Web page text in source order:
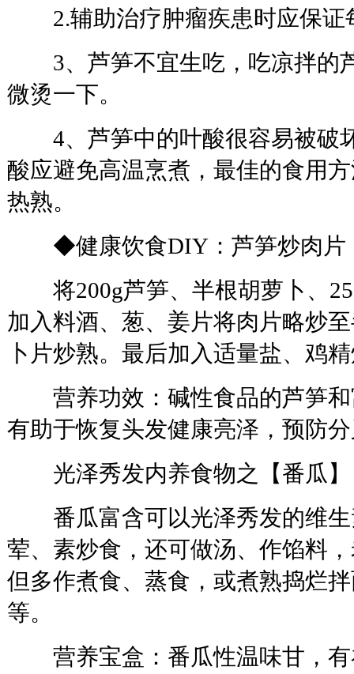
2.辅助治疗肿瘤疾患时应保证
3、芦笋不宜生吃，吃凉拌的
微烫一下。
4、芦笋中的叶酸很容易被破
酸应避免高温烹煮，最佳的食用
热熟。
◆健康饮食DIY：芦笋炒肉片
将200g芦笋、半根胡萝卜、
加入料酒、葱、姜片将肉片略炒
卜片炒熟。最后加入适量盐、鸡
营养功效：碱性食品的芦笋和
有助于恢复头发健康亮泽，预防
光泽秀发内养食物之【番瓜】
番瓜富含可以光泽秀发的维生
荤、素炒食，还可做汤、作馅料
但多作煮食、蒸食，或煮熟捣烂
等。
营养宝盒：番瓜性温味甘，有